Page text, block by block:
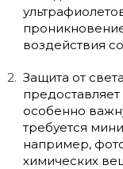
воздействия
Защита от
особенно
требуется
например,
химических